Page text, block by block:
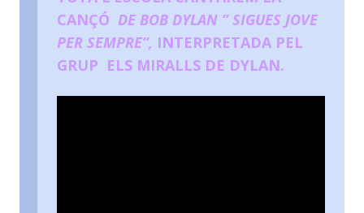
CANÇÓ DE BOB DYLAN ” SIGUES JOVE
PER SEMPRE”, INTERPRETADA PEL
GRUP ELS MIRALLS DE DYLAN.